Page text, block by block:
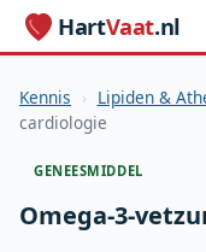
HartVaat.nl
Kennis › Lipiden &
cardiologie
GENEESMIDDEL
Omega-3-